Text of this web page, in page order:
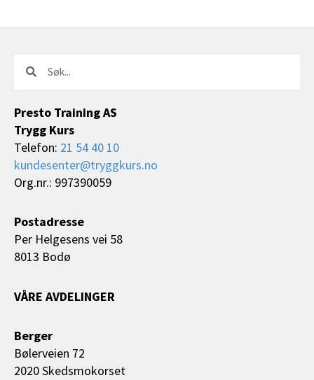
Søk
Presto Training AS
Trygg Kurs
Telefon: 21 54 40 10
kundesenter@tryggkurs.no
Org.nr.: 997390059
Postadresse
Per Helgesens vei 58
8013 Bodø
VÅRE AVDELINGER
Berger
Bølerveien 72
2020 Skedsmokorset